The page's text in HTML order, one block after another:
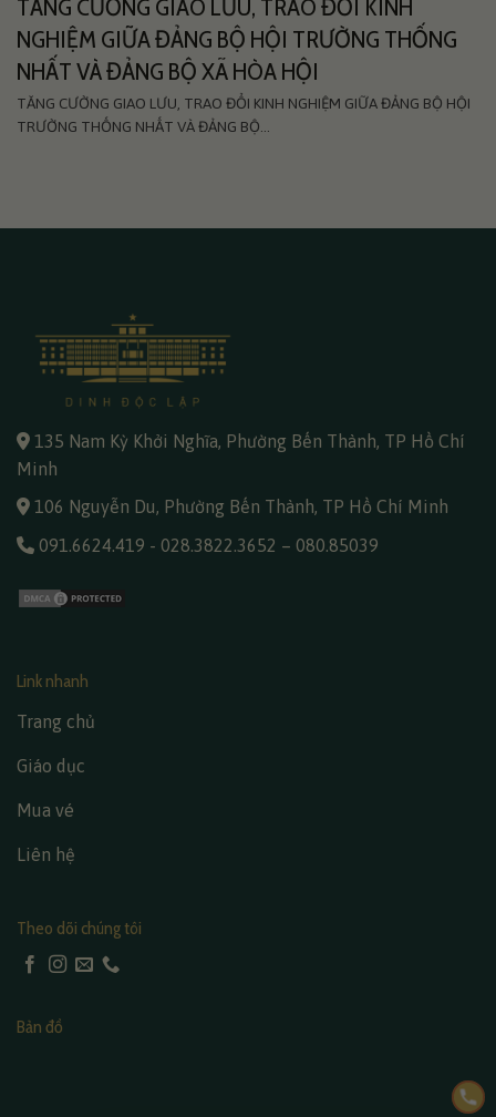
TĂNG CƯỜNG GIAO LƯU, TRAO ĐỔI KINH
NGHIỆM GIỮA ĐẢNG BỘ HỘI TRƯỜNG THỐNG
NHẤT VÀ ĐẢNG BỘ XÃ HÒA HỘI
TĂNG CƯỜNG GIAO LƯU, TRAO ĐỔI KINH NGHIỆM GIỮA ĐẢNG BỘ HỘI
TRƯỜNG THỐNG NHẤT VÀ ĐẢNG BỘ...
135 Nam Kỳ Khởi Nghĩa, Phường Bến Thành, TP Hồ Chí
Minh
106 Nguyễn Du, Phường Bến Thành, TP Hồ Chí Minh
091.6624.419 - 028.3822.3652 – 080.85039
Link nhanh
Trang chủ
Giáo dục
Mua vé
Liên hệ
Theo dõi chúng tôi
Bản đồ